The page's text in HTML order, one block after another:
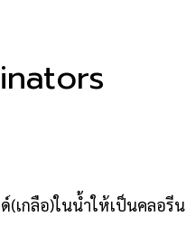
(เกลือ)ในน้ำให้เป็นคลอรีน